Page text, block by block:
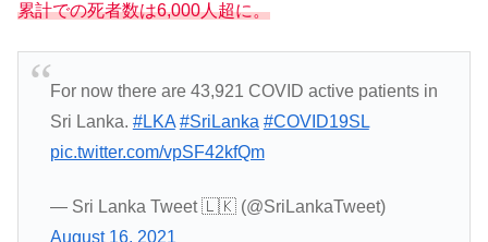
累計での死者数は6,000人超に。
For now there are 43,921 COVID active patients in
Sri Lanka. #LKA #SriLanka #COVID19SL
pic.twitter.com/vpSF42kfQm
— Sri Lanka Tweet 🇱🇰 (@SriLankaTweet)
August 16, 2021